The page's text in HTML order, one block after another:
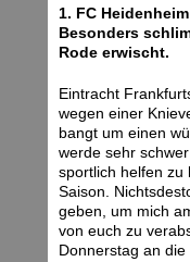
1. FC
Besonders
Rode erwischt.
Eintracht
wegen einer
bangt um einen
werde sehr
sportlich helfen zu
Saison.
geben, um mich
von euch zu
Donnerstag an die